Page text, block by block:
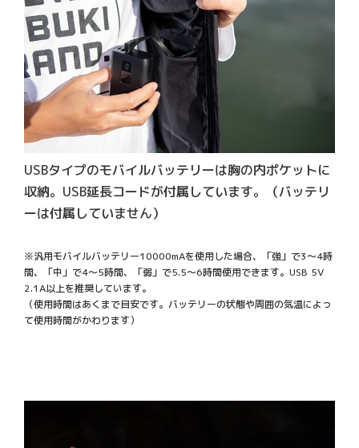
USBタイプのモバイルバッテリーは胸の内ポケットに
収納。USB延長コードが付属しています。（バッテリ
ーは付属していません）
※汎用モバイルバッテリー10000mAを使用した場合、「強」で3～4時
間、「中」で4～5時間、「弱」で5.5～6時間使用できます。USB 5V
2.1A以上を推奨しています。
（使用時間はあくまで目安です。バッテリーの状態や周囲の気温によっ
て使用時間がかわります）